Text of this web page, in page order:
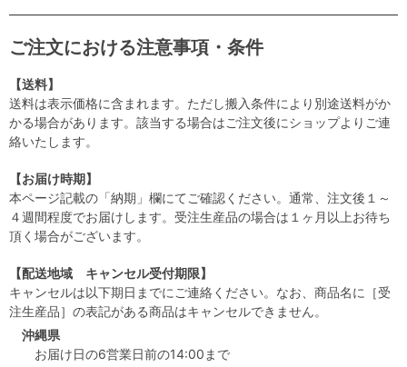
ご注文における注意事項・条件
【送料】
送料は表示価格に含まれます。ただし搬入条件により別途送料がか
かる場合があります。該当する場合はご注文後にショップよりご連
絡いたします。
【お届け時期】
本ページ記載の「納期」欄にてご確認ください。通常、注文後１～
４週間程度でお届けします。受注生産品の場合は１ヶ月以上お待ち
頂く場合がございます。
【配送地域 キャンセル受付期限】
キャンセルは以下期日までにご連絡ください。なお、商品名に［受
注生産品］の表記がある商品はキャンセルできません。
沖縄県
お届け日の6営業日前の14:00まで